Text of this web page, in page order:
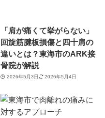
「肩が痛くて挙がらない」
回旋筋腱板損傷と四十肩の
違いとは？東海市のARK接
骨院が解説
2026年5月3日 2026年5月4日